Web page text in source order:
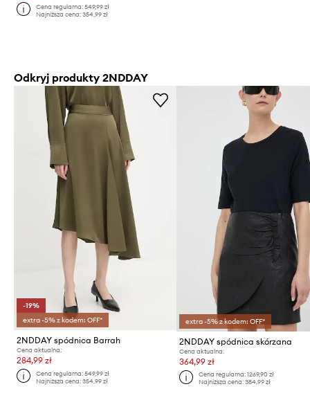
Cena regularna:549,99 zł
Najniższa cena:354,99 zł
Odkryj produkty 2NDDAY
-19%
extra -5% z kodem: OFF*
2NDDAY spódnica Barrah
Cena aktualna:
284,99 zł
Cena regularna:549,99 zł
Najniższa cena:354,99 zł
extra -5% z kodem: OFF*
2NDDAY spódnica skórzana
Cena aktualna:
364,99 zł
Cena regularna: 1269,90 zł
Najniższa cena: 384,99 zł